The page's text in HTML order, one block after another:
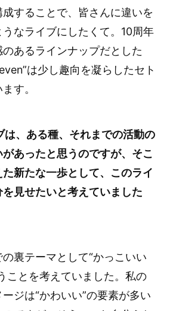
することで、皆さんに違いを
なライブにしたくて。10周年
あるラインナップだとした
は少し趣向を凝らしたセト
す。
、ある種、それまでの活動の
あったと思うのですが、そこ
新たな一歩として、このライ
見せたいと考えていました
裏テーマとして“かっこいい
ことを考えていました。私の
ジは“かわいい”の要素が多い